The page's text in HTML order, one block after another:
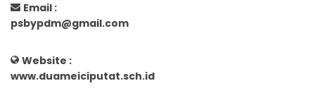
Email :
psbypdm@gmail.com
Website :
www.duameiciputat.sch.id